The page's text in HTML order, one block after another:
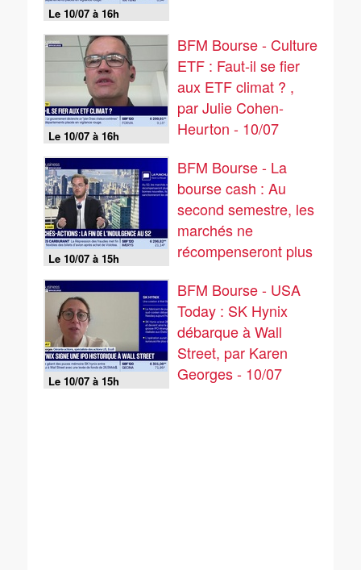
Le 10/07 à 16h
Le 10/07 à 16h
BFM Bourse - Culture
ETF : Faut-il se fier
aux ETF climat ? ,
par Julie Cohen-
Heurton - 10/07
Le 10/07 à 15h
BFM Bourse - La
bourse cash : Au
second semestre, les
marchés ne
récompenseront plus
ils sanctionneront les
déceptions ! - 10/07
Le 10/07 à 15h
BFM Bourse - USA
Today : SK Hynix
débarque à Wall
Street, par Karen
Georges - 10/07